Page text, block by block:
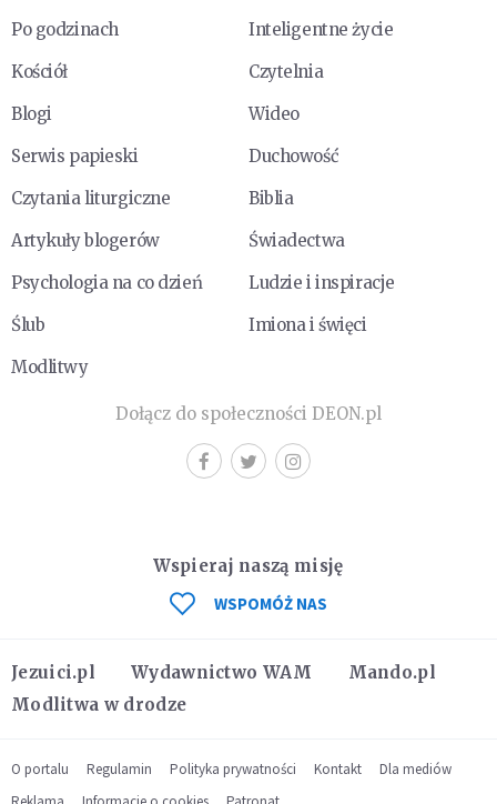
Po godzinach
Inteligentne życie
Kościół
Czytelnia
Blogi
Wideo
Serwis papieski
Duchowość
Czytania liturgiczne
Biblia
Artykuły blogerów
Świadectwa
Psychologia na co dzień
Ludzie i inspiracje
Ślub
Imiona i święci
Modlitwy
Dołącz do społeczności DEON.pl
Jezuici.pl Wydawnictwo WAM
Mando.pl
Modlitwa w drodze
Wspieraj naszą misję
WSPOMÓŻ NAS
O portalu Regulamin Polityka prywatności Kontakt
Dla mediów